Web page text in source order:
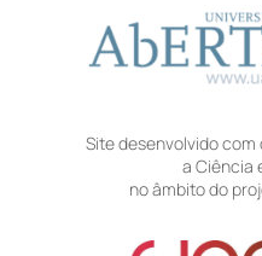
Site desenvolvido com
a Ciência
no âmbito do